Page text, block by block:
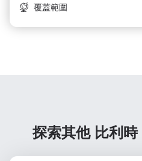
覆蓋範圍
探索其他 比利時